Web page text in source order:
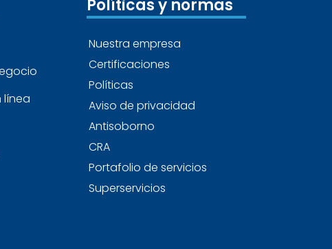
línea
Políticas y normas
Nuestra empresa
Certificaciones
Políticas
Aviso de privacidad
Antisoborno
CRA
Portafolio de servicios
Superservicios